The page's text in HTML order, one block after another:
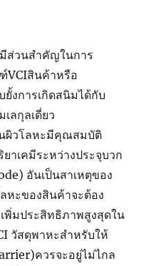
ส่วนสำคัญในการ
VCIสินค้าหรือ
งการเกิดสนิมได้กับ
ลกุลเดี่ยว
ผิวโลหะมีคุณสมบัติ
าเคมีระหว่างประจุบวก
อันเป็นสาเหตุของ
หะของสินค้าจะต้อง
พิ่มประสิทธิภาพสูงสุดใน
วัสดุพาหะสำหรับให้
ควรจะอยู่ไม่ไกล